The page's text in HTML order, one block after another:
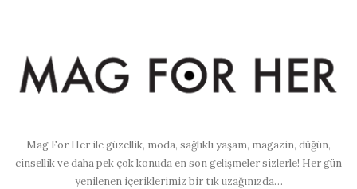
Mag For Her ile güzellik, moda, sağlıklı yaşam, magazin, düğün,
cinsellik ve daha pek çok konuda en son gelişmeler sizlerle! Her gün
yenilenen içeriklerimiz bir tık uzağınızda…